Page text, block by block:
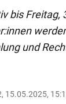
bis Freitag,
und
15.05.2025,